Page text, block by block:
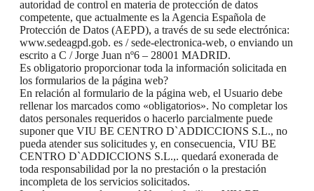
autoridad de control en materia de protección de datos
competente, que actualmente es la Agencia Española de
Protección de Datos (AEPD), a través de su sede electrónica:
www.sedeagpd.gob. es / sede-electronica-web, o enviando un
escrito a C / Jorge Juan nº6 – 28001 MADRID.
Es obligatorio proporcionar toda la información solicitada en
los formularios de la página web?
En relación al formulario de la página web, el Usuario debe
rellenar los marcados como «obligatorios». No completar los
datos personales requeridos o hacerlo parcialmente puede
suponer que VIU BE CENTRO D`ADDICCIONS S.L., no
pueda atender sus solicitudes y, en consecuencia, VIU BE
CENTRO D`ADDICCIONS S.L.,. quedará exonerada de
toda responsabilidad por la no prestación o la prestación
incompleta de los servicios solicitados.